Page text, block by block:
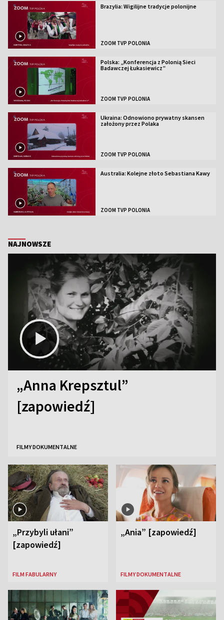
Brazylia: Wigilijne tradycje polonijne
ZOOM TVP POLONIA
Polska: „Konferencja z Polonią Sieci
Badawczej Łukasiewicz”
ZOOM TVP POLONIA
Ukraina: Odnowiono prywatny skansen
założony przez Polaka
ZOOM TVP POLONIA
Australia: Kolejne złoto Sebastiana Kawy
ZOOM TVP POLONIA
NAJNOWSZE
„Anna Krepsztul”
[zapowiedź]
FILMY DOKUMENTALNE
„Przybyli ułani”
[zapowiedź]
FILM FABULARNY
„Ania” [zapowiedź]
FILMY DOKUMENTALNE